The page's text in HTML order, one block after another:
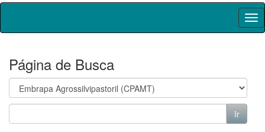
Skip
Página de Busca